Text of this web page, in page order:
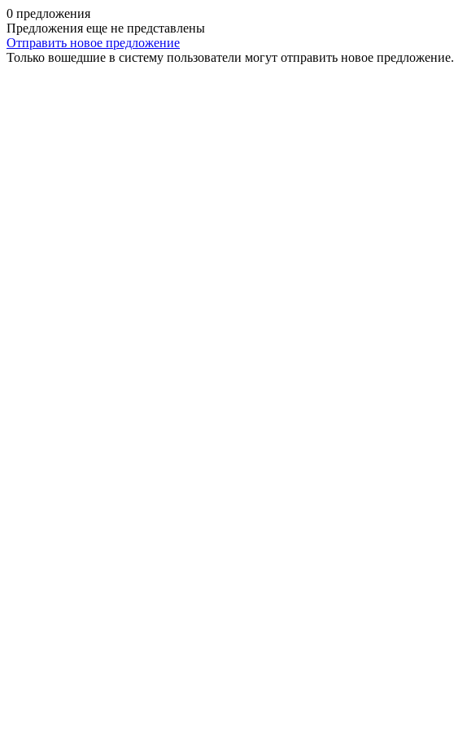
0 предложения
Предложения еще не представлены
Отправить новое предложение
Только вошедшие в систему пользователи могут отправить новое предложение.